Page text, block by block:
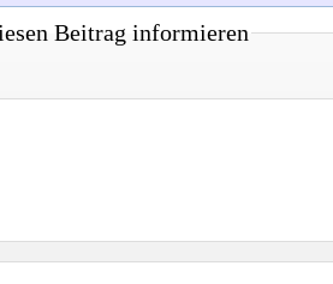
Beitrag informieren